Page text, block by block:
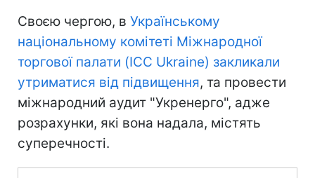
Своєю чергою, в Українському
національному комітеті Міжнародної
торгової палати (ICC Ukraine) закликали
утриматися від підвищення, та провести
міжнародний аудит "Укренерго", адже
розрахунки, які вона надала, містять
суперечності.